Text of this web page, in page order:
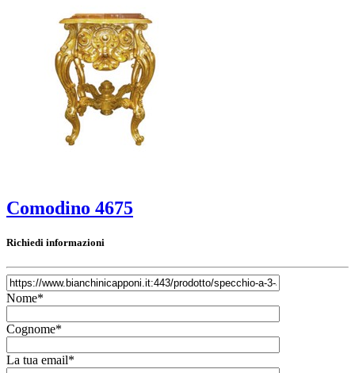
Comodino 4675
Richiedi informazioni
Nome*
Cognome*
La tua email*